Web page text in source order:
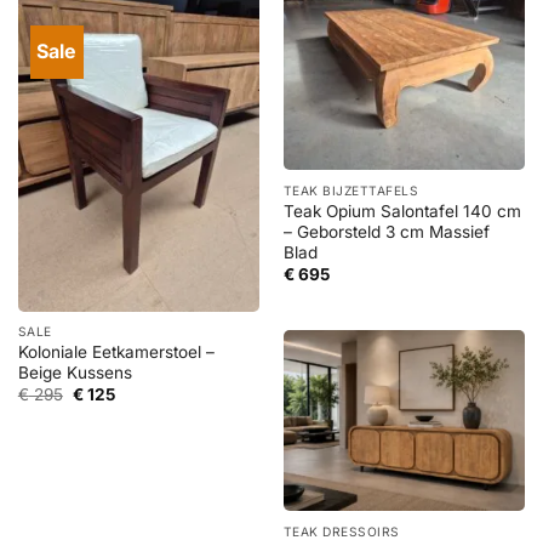
Sale
SALE
Koloniale Eetkamerstoel –
Beige Kussens
€295 Oorspronkelijke
€125Huidige
TEAK BIJZETTAFELS
Teak Opium Salontafel 140 cm
– Geborsteld 3 cm Massief
Blad
€695
TEAK DRESSOIRS